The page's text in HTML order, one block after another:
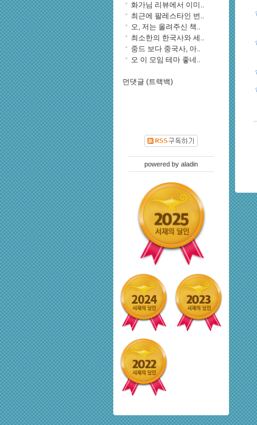
화가님 리뷰에서 이미..
최근에 팔레스타인 번..
오, 저는 올려주신 책..
최소한의 한국사와 세..
중드 보다 중국사, 아..
오 이 모임 테마 좋네..
먼댓글 (트랙백)
powered by aladin